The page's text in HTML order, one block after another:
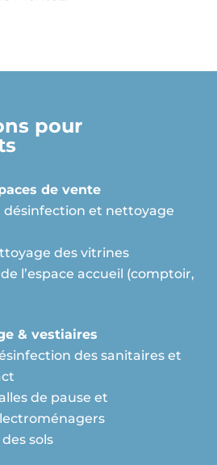
pour
de vente
désinfection et nettoyage
des vitrines
l’espace accueil (comptoir,
& vestiaires
des sanitaires et
de pause et
sols